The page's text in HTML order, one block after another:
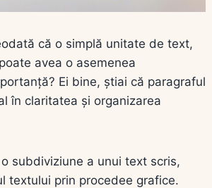
că o simplă unitate de text,
avea o asemenea
Ei bine, știai că paragraful
în claritatea și organizarea
subdiviziune a unui text scris,
textului prin procedee grafice.